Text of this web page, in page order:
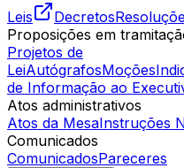
Leis
Decretos
Proposições em
Projetos de
LeiAutógrafosMoções
de Informação ao
Atos administrativos
Atos da MesaInstruções
Comunicados
ComunicadosPareceres